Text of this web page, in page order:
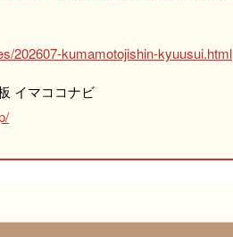
202607-kumamotojishin-kyuusui.html
イマココナビ